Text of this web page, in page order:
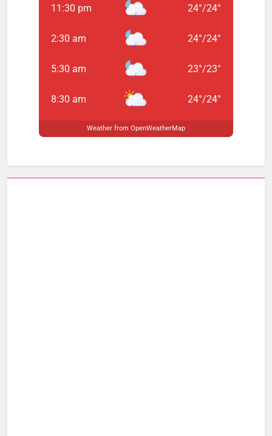
11:30 pm 24°/24°
2:30 am 24°/24°
5:30 am 23°/23°
8:30 am 24°/24°
Weather from OpenWeatherMap